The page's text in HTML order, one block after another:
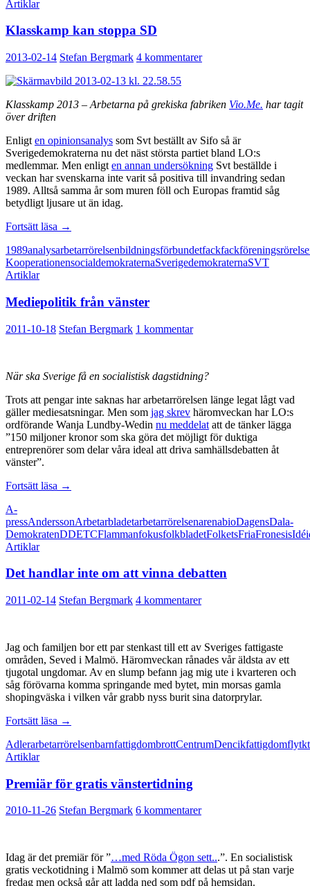
Artiklar
Klasskamp kan stoppa SD
2013-02-14 Stefan Bergmark 4 kommentarer
Klasskamp 2013 – Arbetarna på grekiska fabriken Vio.Me. har tagit
över driften
Enligt en opinionsanalys som Svt beställt av Sifo så är
Sverigedemokraterna nu det näst största partiet bland LO:s
medlemmar. Men enligt en annan undersökning Svt beställde i
veckan har svenskarna inte varit så positiva till invandring sedan
1989. Alltså samma år som muren föll och Europas framtid såg
betydligt ljusare ut än idag.
Fortsätt läsa Klasskamp
stoppa
SD
→
1989analysarbetarrörelsenbildningsförbundetfack
KooperationensocialdemokraternaSverigedemokraternaSVT
Artiklar
Mediepolitik från vänster
2011-10-18 Stefan Bergmark 1 kommentar
När ska Sverige få en socialistisk dagstidning?
Trots att pengar inte saknas har arbetarrörelsen länge legat lågt vad
gäller mediesatsningar. Men som jag skrev häromveckan har LO:s
ordförande Wanja Lundby-Wedin nu meddelat att de tänker lägga
”150 miljoner kronor som ska göra det möjligt för duktiga
entreprenörer som delar våra ideal att driva samhällsdebatten åt
vänster”.
Fortsätt läsa Mediepolitik
→
A-
pressAnderssonArbetarbladetarbetarrörelsenarenabioDagensDala-
DemokratenDDETCFlammanfokusfolkbladetFolketsFriaFronesisIdé
Artiklar
Det handlar inte om att vinna debatten
2011-02-14 Stefan Bergmark 4 kommentarer
Jag och familjen bor ett par stenkast till ett av Sveriges fattigaste
områden, Seved i Malmö. Häromveckan rånades vår äldsta av ett
tjugotal ungdomar. Av en slump befann jag mig ute i kvarteren och
såg förövarna komma springande med bytet, min morsas gamla
shopingväska i vilken vår grabb nyss burit sina datorprylar.
Fortsätt läsa Det
inte
vinna
debatten
→
AdlerarbetarrörelsenbarnfattigdombrottCentrumDencikfattigdom
Artiklar
Premiär för gratis vänstertidning
2010-11-26 Stefan Bergmark 6 kommentarer
Idag är det premiär för ”…med Röda Ögon sett...”. En socialistisk
gratis veckotidning i Malmö som kommer att delas ut på stan varje
fredag men också går att ladda ned som pdf på hemsidan.